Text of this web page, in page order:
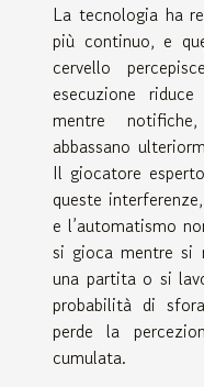
La tecnologia ha
più continuo, e
cervello
esecuzione
mentre
abbassano
Il giocatore
queste
e l’automatismo
si gioca mentre si
una partita o si
probabilità di
perde la
cumulata.